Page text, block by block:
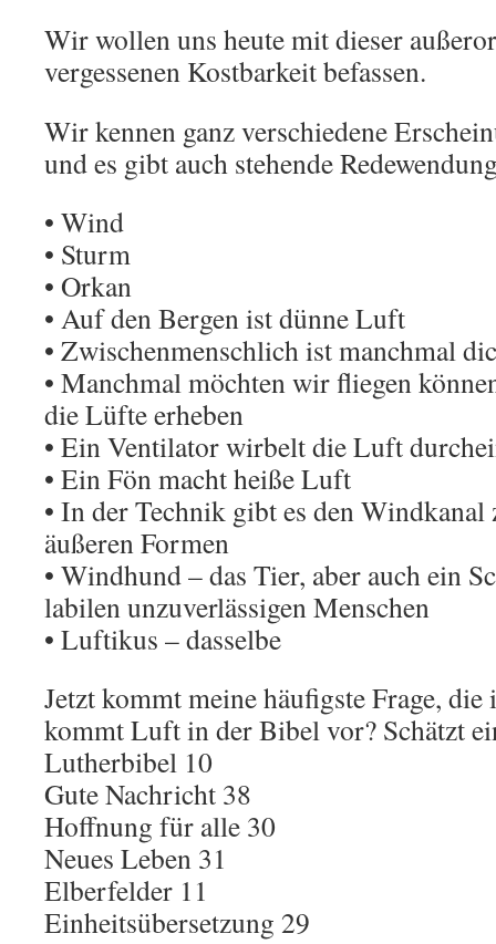
Wir wollen uns heute mit dieser
vergessenen Kostbarkeit befassen.
Wir kennen ganz verschiedene
und es gibt auch stehende
• Wind
• Sturm
• Orkan
• Auf den Bergen ist dünne Luft
• Zwischenmenschlich ist manchmal
• Manchmal möchten wir fliegen
die Lüfte erheben
• Ein Ventilator wirbelt die Luft
• Ein Fön macht heiße Luft
• In der Technik gibt es den
äußeren Formen
• Windhund – das Tier, aber auch ein
labilen unzuverlässigen Menschen
• Luftikus – dasselbe
Jetzt kommt meine häufigste Frage,
kommt Luft in der Bibel vor? Schätzt
Lutherbibel 10
Gute Nachricht 38
Hoffnung für alle 30
Neues Leben 31
Elberfelder 11
Einheitsübersetzung 29